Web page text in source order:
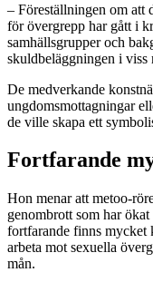
– Föreställningen om att
för övergrepp har gått i
samhällsgrupper och
skuldbeläggningen i
De medverkande
ungdomsmottagningar
de ville skapa ett
Fortfarande
Hon menar att metoo-
genombrott som har
fortfarande finns mycket
arbeta mot sexuella
mån.